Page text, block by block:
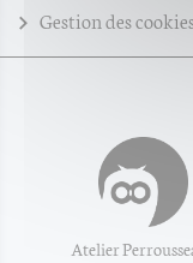
Gestion des
Atelier